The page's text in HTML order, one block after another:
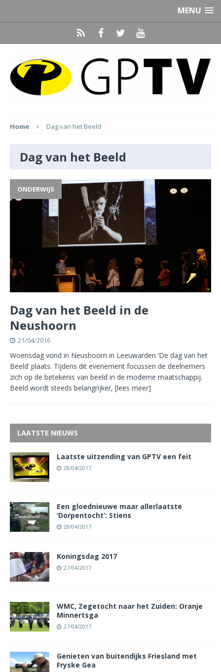
MENU
Home Dag van het Beeld
Dag van het Beeld
ONDERWIJS
Dag van het Beeld in de
Neushoorn
21/04/2016
Woensdag vond in Neushoorn in Leeuwarden ‘De dag van het
Beeld’ plaats. Tijdens dit evenement focussen de deelnemers
zich op de betekenis van beeld in de moderne maatschappij.
Beeld wordt steeds belangrijker, [lees meer]
LAATSTE NIEUWS
Laatste uitzending van GPTV een feit
28/04/2017
Een gloednieuwe maar allerlaatste
‘Dorpentocht’: Stiens
28/04/2017
Koningsdag 2017
27/04/2017
WMC, Zegetocht naar het Zuiden: Oranje
Minnertsga
27/04/2017
Genieten van buitendijks Friesland met
Fryske Gea